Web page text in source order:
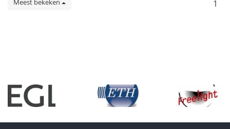
Meest bekeken 1